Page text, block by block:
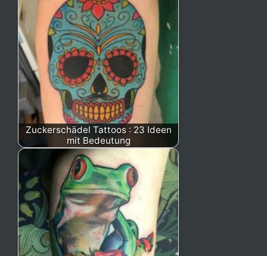
Zuckerschädel Tattoos : 23 Ideen
mit Bedeutung